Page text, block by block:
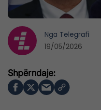
Nga Telegrafi
19/05/2026